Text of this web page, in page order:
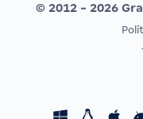
CONCURSOS POR
Concursos Fiscais
© 2012 - 2026